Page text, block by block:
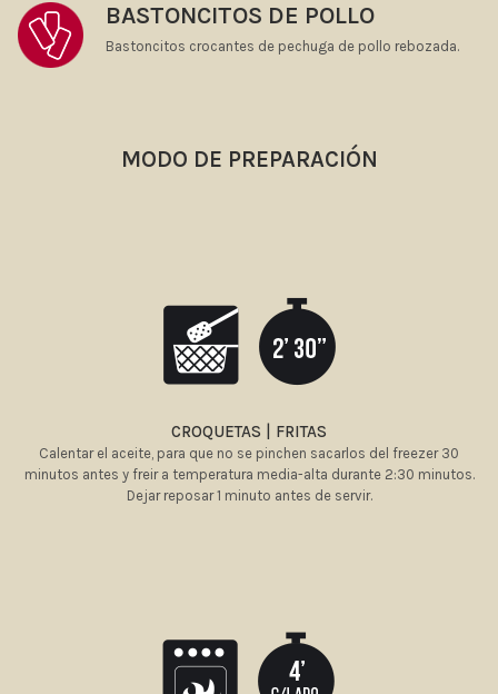
BASTONCITOS DE POLLO
Bastoncitos crocantes de pechuga de pollo rebozada.
MODO DE PREPARACIÓN
CROQUETAS | FRITAS
Calentar el aceite, para que no se pinchen sacarlos del freezer 30
minutos antes y freir a temperatura media-alta durante 2:30 minutos.
Dejar reposar 1 minuto antes de servir.